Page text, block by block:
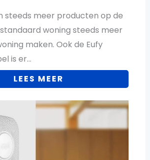
steeds meer producten op de
woning steeds meer
maken. Ook de Eufy
is er…
LEES MEER